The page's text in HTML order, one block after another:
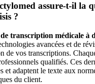
assure-t-il la
?
transcription médicale à
avancées et de
de vos transcriptions.
qualifiés. Ces
et adaptent le texte aux
du client.